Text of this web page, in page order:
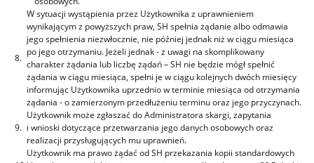
8.
W sytuacji wystąpienia przez Użytkownika z uprawnieniem
wynikającym z powyższych praw, SH spełnia żądanie albo odmawia
jego spełnienia niezwłocznie, nie później jednak niż w ciągu miesiąca
po jego otrzymaniu. Jeżeli jednak - z uwagi na skomplikowany
charakter żądania lub liczbę żądań – SH nie będzie mógł spełnić
żądania w ciągu miesiąca, spełni je w ciągu kolejnych dwóch miesięcy
informując Użytkownika uprzednio w terminie miesiąca od otrzymania
żądania - o zamierzonym przedłużeniu terminu oraz jego przyczynach.
9.
Użytkownik może zgłaszać do Administratora skargi, zapytania
i wnioski dotyczące przetwarzania jego danych osobowych oraz
realizacji przysługujących mu uprawnień.
Użytkownik ma prawo żądać od SH przekazania kopii standardowych